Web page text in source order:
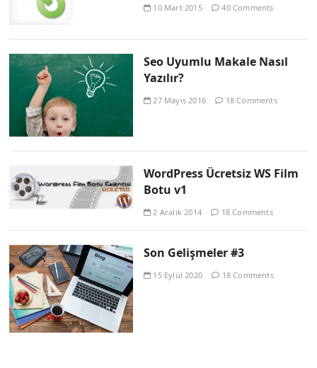
10 Mart 2015 40 Comments
Seo Uyumlu Makale Nasıl
Yazılır?
27 Mayıs 2016 18 Comments
WordPress Ücretsiz WS Film
Botu v1
2 Aralık 2014 18 Comments
Son Gelişmeler #3
15 Eylül 2020 18 Comments